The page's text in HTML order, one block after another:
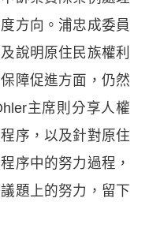
方向。浦忠成委員
說明原住民族權利
障促進方面，仍然
主席則分享人權
序，以及針對原住
序中的努力過程，
題上的努力，留下